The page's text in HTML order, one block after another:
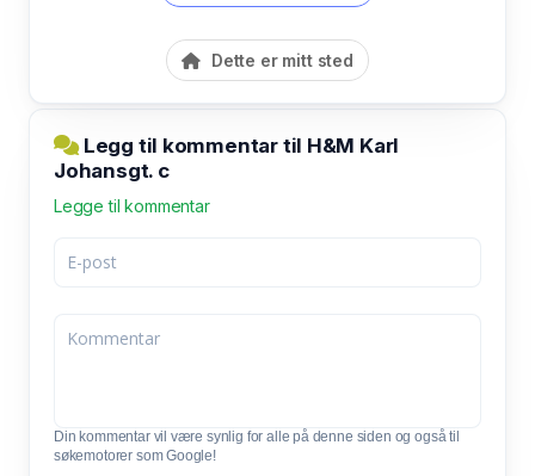
Dette er mitt sted
Legg til kommentar til H&M Karl
Johansgt. c
Legge til kommentar
Din kommentar vil være synlig for alle på denne siden og også til
søkemotorer som Google!